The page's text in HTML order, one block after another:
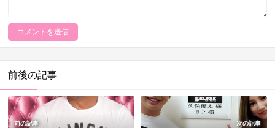
前後の記事
前の記事 次の記事